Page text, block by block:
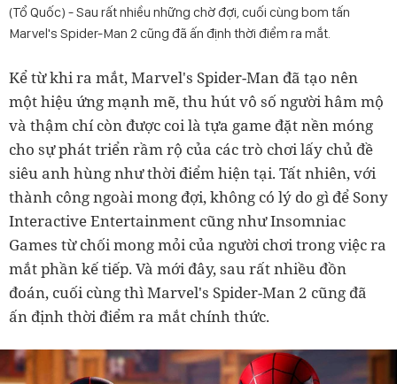
(Tổ Quốc) - Sau rất nhiều những chờ đợi, cuối cùng bom tấn
Marvel's Spider-Man 2 cũng đã ấn định thời điểm ra mắt.
Kể từ khi ra mắt, Marvel's Spider-Man đã tạo nên
một hiệu ứng mạnh mẽ, thu hút vô số người hâm mộ
và thậm chí còn được coi là tựa game đặt nền móng
cho sự phát triển rầm rộ của các trò chơi lấy chủ đề
siêu anh hùng như thời điểm hiện tại. Tất nhiên, với
thành công ngoài mong đợi, không có lý do gì để Sony
Interactive Entertainment cũng như Insomniac
Games từ chối mong mỏi của người chơi trong việc ra
mắt phần kế tiếp. Và mới đây, sau rất nhiều đồn
đoán, cuối cùng thì Marvel's Spider-Man 2 cũng đã
ấn định thời điểm ra mắt chính thức.